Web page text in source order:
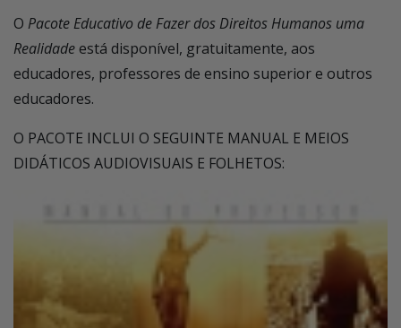
O Pacote Educativo de Fazer dos Direitos Humanos uma
Realidadeestá disponível, gratuitamente, aos
educadores, professores de ensino superior e outros
educadores.
O PACOTE INCLUI O SEGUINTE MANUAL E MEIOS
DIDÁTICOS AUDIOVISUAIS E FOLHETOS: